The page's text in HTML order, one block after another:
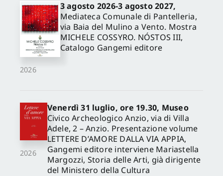
2026
3 agosto 2026-3 agosto 2027,
Mediateca Comunale di Pantelleria,
via Baia del Mulino a Vento. Mostra
MICHELE COSSYRO. NÓSTOS III,
Catalogo Gangemi editore
2026
Venerdì 31 luglio, ore 19.30, Museo
Civico Archeologico Anzio, via di Villa
Adele, 2 – Anzio. Presentazione volume
LETTERE D’AMORE DALLA VIA APPIA,
Gangemi editore interviene Mariastella
Margozzi, Storia delle Arti, già dirigente
del Ministero della Cultura